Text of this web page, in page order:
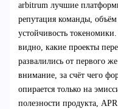
arbitrum лучшие
репутация команды,
устойчивость
видно, какие проекты
развалились от первого
внимание, за счёт чего
опирается только на
полезности продукта,